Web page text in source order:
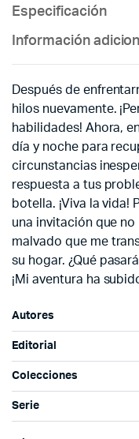
Especificación
Información
Después de
hilos nuevamente.
habilidades! Ahora,
día y noche para
circunstancias
respuesta a tus
botella. ¡Viva la vida!
una invitación que no
malvado que me
su hogar. ¿Qué
¡Mi aventura ha
Autores
Editorial
Colecciones
Serie